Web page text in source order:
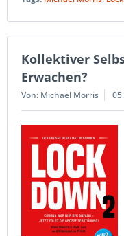
Kollektiver
Erwachen?
Von: Michael Morris